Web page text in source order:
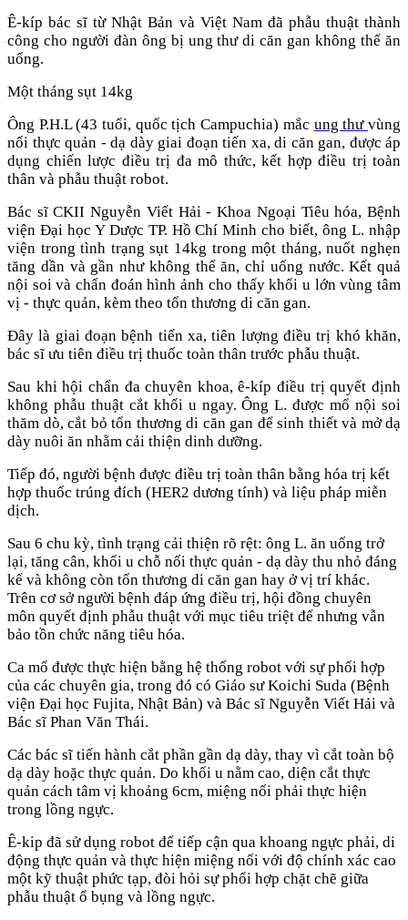
Ê-kíp bác sĩ từ Nhật Bản và Việt Nam đã phẫu thuật thành
công cho người đàn ông bị ung thư di căn gan không thể ăn
uống.
Một tháng sụt 14kg
Ông P.H.L (43 tuổi, quốc tịch Campuchia) mắc ung thưvùng
nối thực quản - dạ dày giai đoạn tiến xa, di căn gan, được áp
dụng chiến lược điều trị đa mô thức, kết hợp điều trị toàn
thân và phẫu thuật robot.
Bác sĩ CKII Nguyễn Viết Hải - Khoa Ngoại Tiêu hóa, Bệnh
viện Đại học Y Dược TP. Hồ Chí Minh cho biết, ông L. nhập
viện trong tình trạng sụt 14kg trong một tháng, nuốt nghẹn
tăng dần và gần như không thể ăn, chỉ uống nước. Kết quả
nội soi và chẩn đoán hình ảnh cho thấy khối u lớn vùng tâm
vị - thực quản, kèm theo tổn thương di căn gan.
Đây là giai đoạn bệnh tiến xa, tiên lượng điều trị khó khăn,
bác sĩ ưu tiên điều trị thuốc toàn thân trước phẫu thuật.
Sau khi hội chẩn đa chuyên khoa, ê-kíp điều trị quyết định
không phẫu thuật cắt khối u ngay. Ông L. được mổ nội soi
thăm dò, cắt bỏ tổn thương di căn gan để sinh thiết và mở dạ
dày nuôi ăn nhằm cải thiện dinh dưỡng.
Tiếp đó, người bệnh được điều trị toàn thân bằng hóa trị kết
hợp thuốc trúng đích (HER2 dương tính) và liệu pháp miễn
dịch.
Sau 6 chu kỳ, tình trạng cải thiện rõ rệt: ông L. ăn uống trở
lại, tăng cân, khối u chỗ nối thực quản - dạ dày thu nhỏ đáng
kể và không còn tổn thương di căn gan hay ở vị trí khác.
Trên cơ sở người bệnh đáp ứng điều trị, hội đồng chuyên
môn quyết định phẫu thuật với mục tiêu triệt để nhưng vẫn
bảo tồn chức năng tiêu hóa.
Ca mổ được thực hiện bằng hệ thống robot với sự phối hợp
của các chuyên gia, trong đó có Giáo sư Koichi Suda (Bệnh
viện Đại học Fujita, Nhật Bản) và Bác sĩ Nguyễn Viết Hải và
Bác sĩ Phan Văn Thái.
Các bác sĩ tiến hành cắt phần gần dạ dày, thay vì cắt toàn bộ
dạ dày hoặc thực quản. Do khối u nằm cao, diện cắt thực
quản cách tâm vị khoảng 6cm, miệng nối phải thực hiện
trong lồng ngực.
Ê-kip đã sử dụng robot để tiếp cận qua khoang ngực phải, di
động thực quản và thực hiện miệng nối với độ chính xác cao
một kỹ thuật phức tạp, đòi hỏi sự phối hợp chặt chẽ giữa
phẫu thuật ổ bụng và lồng ngực.